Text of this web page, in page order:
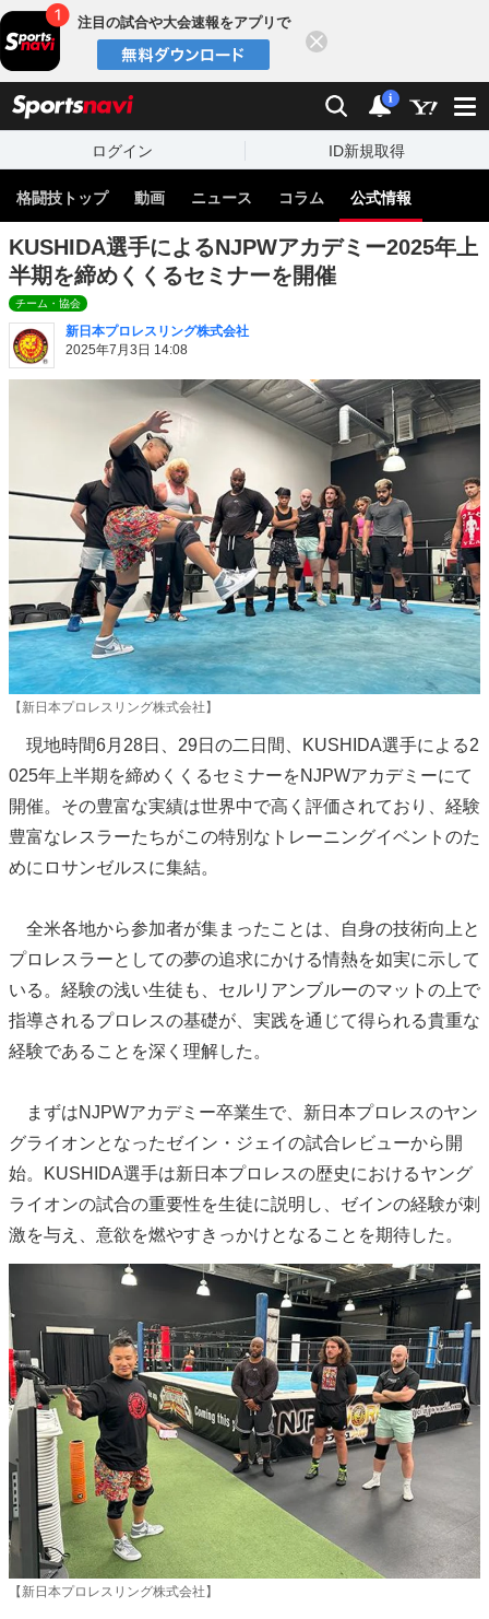
注目の試合や大会速報をアプリで
検索 通知
i
ログイン ID新規取得
格闘技トップ 動画 ニュース コラム 公式情報
KUSHIDA選手によるNJPWアカデミー2025年上
半期を締めくくるセミナーを開催
チーム・協会
新日本プロレスリング株式会社
2025年7月3日 14:08
【新日本プロレスリング株式会社】
現地時間6月28日、29日の二日間、KUSHIDA選手による2
025年上半期を締めくくるセミナーをNJPWアカデミーにて
開催。その豊富な実績は世界中で高く評価されており、経験
豊富なレスラーたちがこの特別なトレーニングイベントのた
めにロサンゼルスに集結。
全米各地から参加者が集まったことは、自身の技術向上と
プロレスラーとしての夢の追求にかける情熱を如実に示して
いる。経験の浅い生徒も、セルリアンブルーのマットの上で
指導されるプロレスの基礎が、実践を通じて得られる貴重な
経験であることを深く理解した。
まずはNJPWアカデミー卒業生で、新日本プロレスのヤン
グライオンとなったゼイン・ジェイの試合レビューから開
始。KUSHIDA選手は新日本プロレスの歴史におけるヤング
ライオンの試合の重要性を生徒に説明し、ゼインの経験が刺
激を与え、意欲を燃やすきっかけとなることを期待した。
【新日本プロレスリング株式会社】